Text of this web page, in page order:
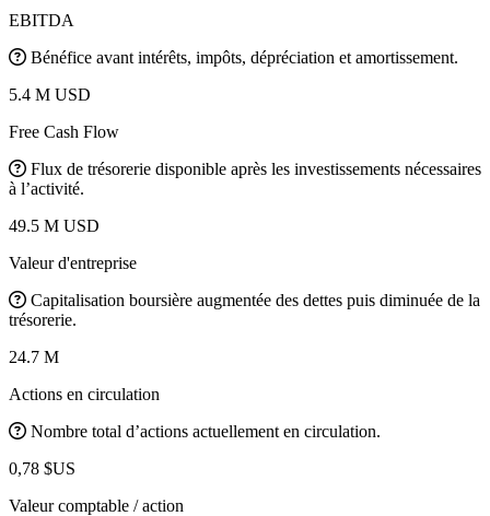
EBITDA
Bénéfice avant intérêts, impôts, dépréciation et amortissement.
5.4 M USD
Free Cash Flow
Flux de trésorerie disponible après les investissements nécessaires
à l’activité.
49.5 M USD
Valeur d'entreprise
Capitalisation boursière augmentée des dettes puis diminuée de la
trésorerie.
24.7 M
Actions en circulation
Nombre total d’actions actuellement en circulation.
0,78 $US
Valeur comptable / action